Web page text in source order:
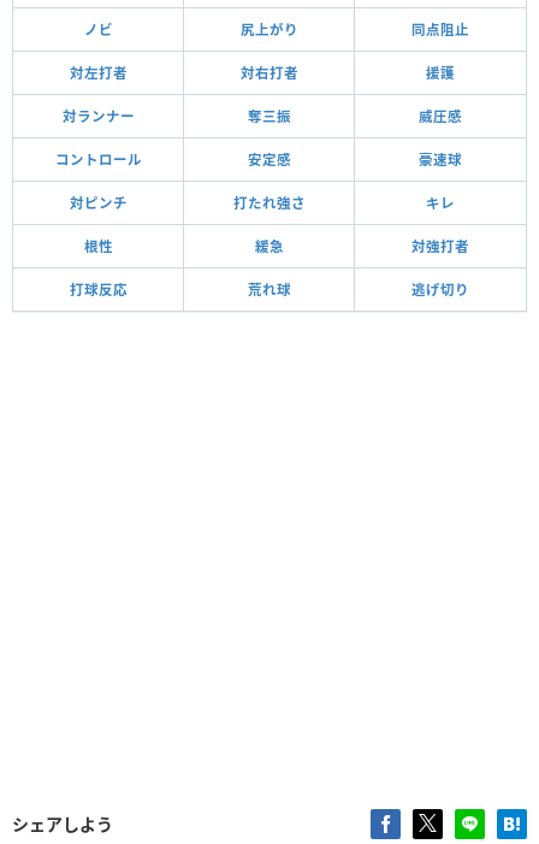
ノビ 尻上がり 同点阻止
対左打者 対右打者 援護
対ランナー 奪三振 威圧感
コントロール 安定感 豪速球
対ピンチ 打たれ強さ キレ
根性 緩急 対強打者
打球反応 荒れ球 逃げ切り
シェアしよう